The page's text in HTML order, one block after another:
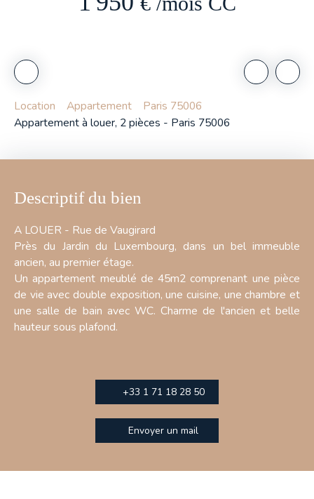
Location Appartement
Paris 75006
Appartement à louer, 2 pièces - Paris 75006
Descriptif du bien
A LOUER - Rue de Vaugirard
Près du Jardin du Luxembourg, dans un bel immeuble
ancien, au premier étage.
Un appartement meublé de 45m2 comprenant une pièce
de vie avec double exposition, une cuisine, une chambre et
une salle de bain avec WC. Charme de l'ancien et belle
hauteur sous plafond.
+33 1 71 18 28 50
Envoyer un mail